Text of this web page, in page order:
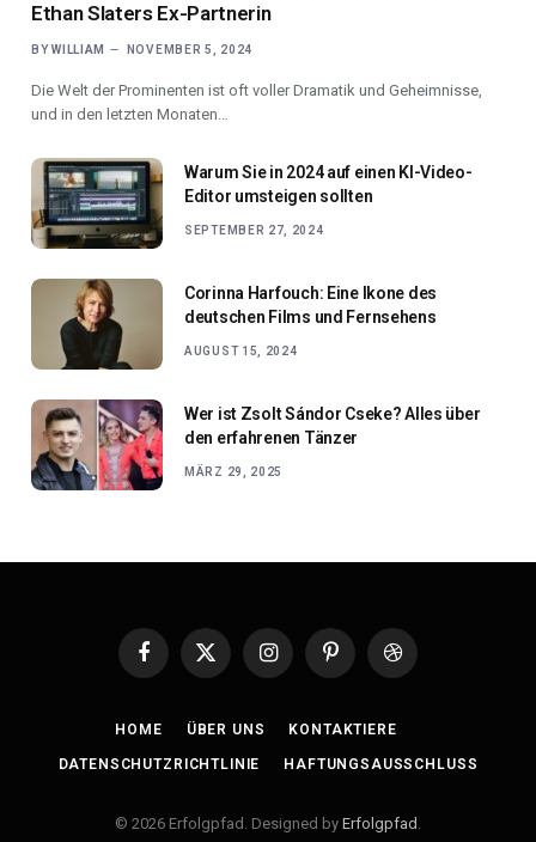
Ethan Slaters Ex-Partnerin
BY WILLIAM NOVEMBER 5, 2024
Die Welt der Prominenten ist oft voller Dramatik und Geheimnisse,
und in den letzten Monaten…
Warum Sie in 2024 auf einen KI-Video-
Editor umsteigen sollten
SEPTEMBER 27, 2024
Corinna Harfouch: Eine Ikone des
deutschen Films und Fernsehens
AUGUST 15, 2024
Wer ist Zsolt Sándor Cseke? Alles über
den erfahrenen Tänzer
MÄRZ 29, 2025
Facebook
X
InstagramPinterestDribbble
HOME ÜBER UNS KONTAKTIERE
DATENSCHUTZRICHTLINIE HAFTUNGSAUSSCHLUSS
© 2026 Erfolgpfad. Designed by Erfolgpfad .